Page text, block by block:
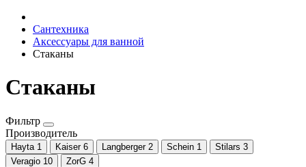
Сантехника
Аксессуары для ванной
Стаканы
Стаканы
Фильтр
Производитель
Hayta 1 Kaiser 6 Langberger 2 Schein 1 Stilars 3
Veragio 10 ZorG 4